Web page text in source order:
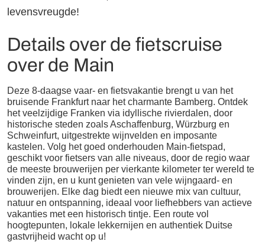
levensvreugde!
Details over de fietscruise
over de Main
Deze 8-daagse vaar- en fietsvakantie brengt u van het
bruisende Frankfurt naar het charmante Bamberg. Ontdek
het veelzijdige Franken via idyllische rivierdalen, door
historische steden zoals Aschaffenburg, Würzburg en
Schweinfurt, uitgestrekte wijnvelden en imposante
kastelen. Volg het goed onderhouden Main-fietspad,
geschikt voor fietsers van alle niveaus, door de regio waar
de meeste brouwerijen per vierkante kilometer ter wereld te
vinden zijn, en u kunt genieten van vele wijngaard- en
brouwerijen. Elke dag biedt een nieuwe mix van cultuur,
natuur en ontspanning, ideaal voor liefhebbers van actieve
vakanties met een historisch tintje. Een route vol
hoogtepunten, lokale lekkernijen en authentiek Duitse
gastvrijheid wacht op u!